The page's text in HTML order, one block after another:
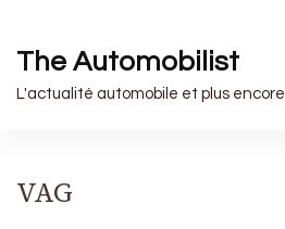
The Automobilist
L'actualité automobile et plus encore
VAG